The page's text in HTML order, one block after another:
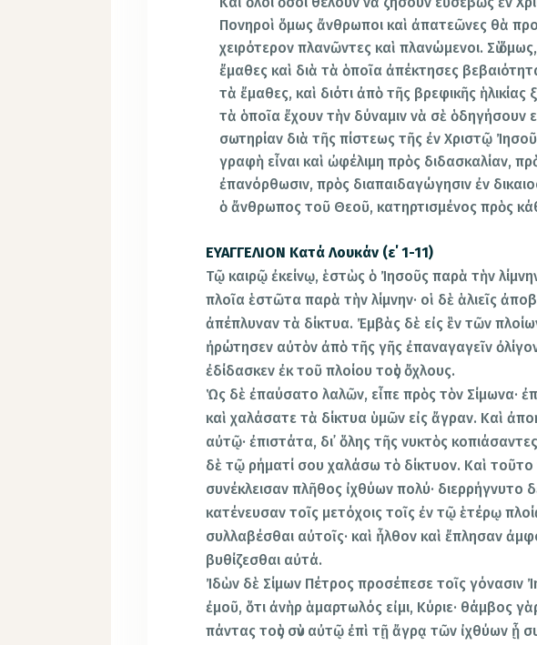
Πονηροὶ ὅμως ἄνθρωποι καὶ ἀπατεῶνες θὰ
χειρότερον πλανῶντες καὶ πλανώμενοι. Σὺ ὅμως,
ἔμαθες καὶ διὰ τὰ ὁποῖα ἀπέκτησες
τὰ ἔμαθες, καὶ διότι ἀπὸ τῆς βρεφικῆς ἡλικίας
τὰ ὁποῖα ἔχουν τὴν δύναμιν νὰ σὲ ὁδηγήσουν
σωτηρίαν διὰ τῆς πίστεως τῆς ἐν Χριστῷ
γραφὴ εἶναι καὶ ὠφέλιμη πρὸς διδασκαλίαν,
ἐπανόρθωσιν, πρὸς διαπαιδαγώγησιν ἐν
ὁ ἄνθρωπος τοῦ Θεοῦ, κατηρτισμένος πρὸς
ΕΥΑΓΓΕΛΙΟΝ Κατά Λουκάν (ε΄ 1-11)
Τῷ καιρῷ ἐκείνῳ, ἑστὼς ὁ Ἰησοῦς παρὰ τὴν
πλοῖα ἑστῶτα παρὰ τὴν λίμνην· οἱ δὲ ἁλιεῖς
ἀπέπλυναν τὰ δίκτυα. Ἐμβὰς δὲ εἰς ἓν τῶν
ἠρώτησεν αὐτὸν ἀπὸ τῆς γῆς ἐπαναγαγεῖν
ἐδίδασκεν ἐκ τοῦ πλοίου τοὺς ὄχλους.
Ὡς δὲ ἐπαύσατο λαλῶν, εἶπε πρὸς τὸν Σίμωνα·
καὶ χαλάσατε τὰ δίκτυα ὑμῶν εἰς ἄγραν. Καὶ
αὐτῷ· ἐπιστάτα, δι᾿ ὅλης τῆς νυκτὸς
δὲ τῷ ρήματί σου χαλάσω τὸ δίκτυον. Καὶ τοῦτο
συνέκλεισαν πλῆθος ἰχθύων πολύ· διερρήγνυτο
κατένευσαν τοῖς μετόχοις τοῖς ἐν τῷ ἑτέρῳ
συλλαβέσθαι αὐτοῖς· καὶ ἦλθον καὶ ἔπλησαν
βυθίζεσθαι αὐτά.
Ἰδὼν δὲ Σίμων Πέτρος προσέπεσε τοῖς γόνασιν
ἐμοῦ, ὅτι ἀνὴρ ἁμαρτωλός εἰμι, Κύριε· θάμβος
πάντας τοὺς σὺν αὐτῷ ἐπὶ τῇ ἄγρᾳ τῶν ἰχθύων ᾗ